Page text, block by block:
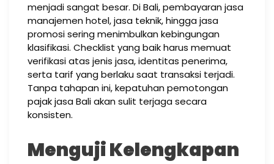
menjadi sangat besar. Di Bali, pembayaran jasa
manajemen hotel, jasa teknik, hingga jasa
promosi sering menimbulkan kebingungan
klasifikasi. Checklist yang baik harus memuat
verifikasi atas jenis jasa, identitas penerima,
serta tarif yang berlaku saat transaksi terjadi.
Tanpa tahapan ini, kepatuhan pemotongan
pajak jasa Bali akan sulit terjaga secara
konsisten.
Menguji Kelengkapan